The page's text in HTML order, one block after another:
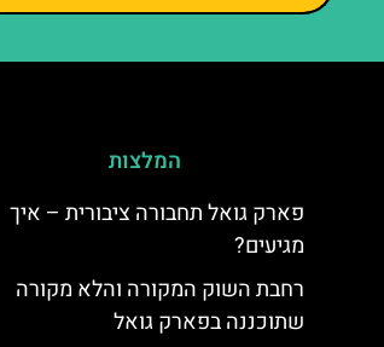
המלצות
פארק גואל תחבורה ציבורית – איך
מגיעים?
רחבת השוק המקורה והלא מקורה
שתוכננה בפארק גואל